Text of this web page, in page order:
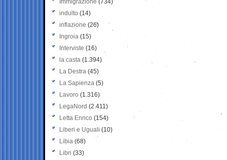
Immigrazione (734)
indulto (14)
inflazione (26)
Ingroia (15)
Interviste (16)
la casta (1.394)
La Destra (45)
La Sapienza (5)
Lavoro (1.316)
LegaNord (2.411)
Letta Enrico (154)
Liberi e Uguali (10)
Libia (68)
Libri (33)